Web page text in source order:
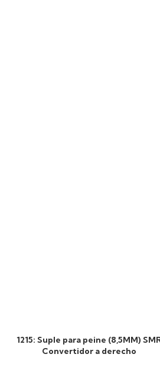
1215: Suple para peine (8,5MM)
Convertidor a derecho